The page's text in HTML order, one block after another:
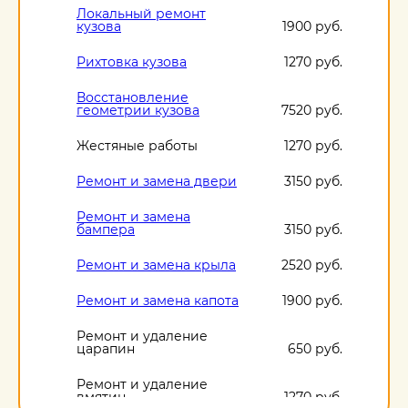
Локальный ремонт
кузова 1900 руб.
Рихтовка кузова 1270 руб.
Восстановление
геометрии кузова 7520 руб.
Жестяные работы 1270 руб.
Ремонт и замена двери 3150 руб.
Ремонт и замена
бампера 3150 руб.
Ремонт и замена крыла 2520 руб.
Ремонт и замена капота 1900 руб.
Ремонт и удаление
царапин 650 руб.
Ремонт и удаление
вмятин 1270 руб.